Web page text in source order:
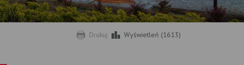
Drukuj Wyświetleń (1613)